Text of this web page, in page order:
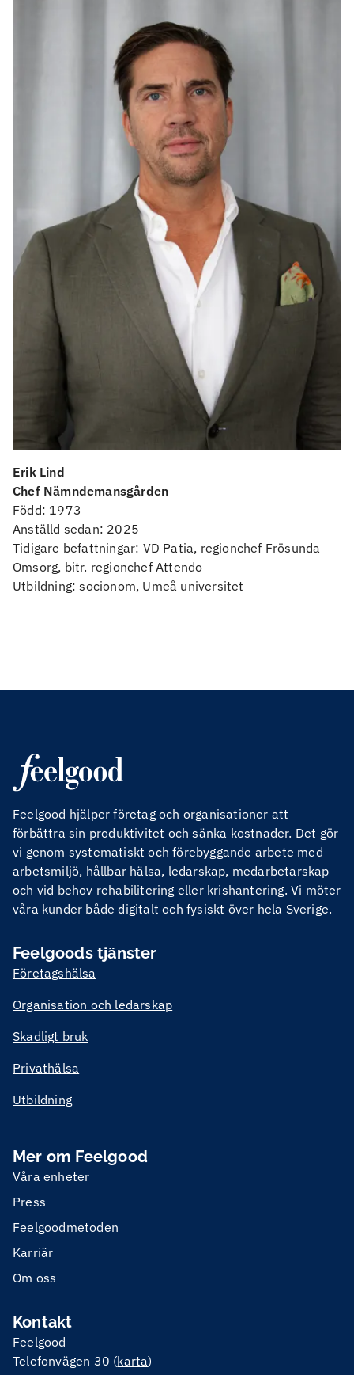
Erik Lind
Chef Nämndemansgården
Född: 1973
Anställd sedan: 2025
Tidigare befattningar: VD Patia, regionchef Frösunda
Omsorg, bitr. regionchef Attendo
Utbildning: socionom, Umeå universitet
Feelgood hjälper företag och organisationer att
förbättra sin produktivitet och sänka kostnader. Det gör
vi genom systematiskt och förebyggande arbete med
arbetsmiljö, hållbar hälsa, ledarskap, medarbetarskap
och vid behov rehabilitering eller krishantering. Vi möter
våra kunder både digitalt och fysiskt över hela Sverige.
Feelgoods tjänster
Företagshälsa
Organisation och ledarskap
Skadligt bruk
Privathälsa
Utbildning
Mer om Feelgood
Våra enheter
Press
Feelgoodmetoden
Karriär
Om oss
Kontakt
Feelgood
Telefonvägen 30 (karta)